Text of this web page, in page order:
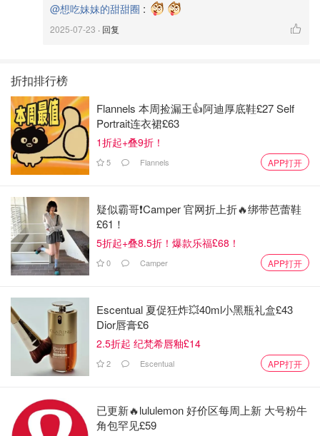
@想吃妹妹的甜甜圈 :
2025-07-23 · 回复
折扣排行榜
Flannels 本周捡漏王👍阿迪厚底鞋£27 Self
Portrait连衣裙£63
1折起+叠9折！
5 Flannels APP打开
疑似霸哥❗️Camper 官网折上折🔥绑带芭蕾鞋
£61！
5折起+叠8.5折！爆款乐福£68！
0 Camper APP打开
Escentual 夏促狂炸💥40ml小黑瓶礼盒£43
Dior唇膏£6
2.5折起 纪梵希唇釉£14
2 Escentual APP打开
已更新🔥lululemon 好价区每周上新 大号粉牛
角包罕见£59